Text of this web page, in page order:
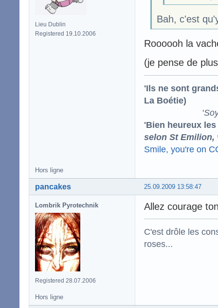
Lieu Dublin
Registered 19.10.2006
Bah, c'est
Roooooh la
(je pense de
'Ils ne sont
La Boétie)
'
'Bien heureux
selon St Emilion,
Smile, you're on
Hors ligne
25.09.2009 13:58:47
pancakes
Lombrik Pyrotechnik
Registered 28.07.2006
Allez courage
C'est drôle les
roses...
Hors ligne